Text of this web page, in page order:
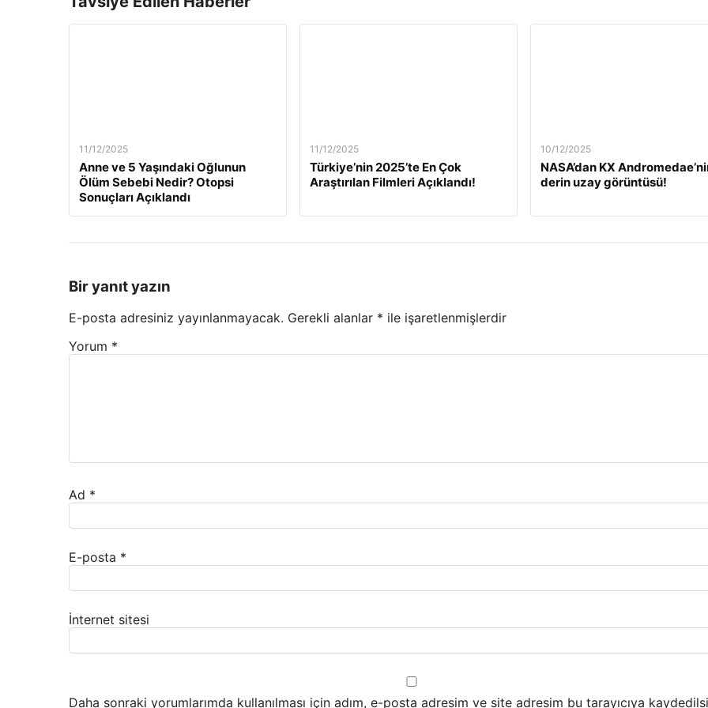
11/12/2025
Anne ve 5 Yaşındaki Oğlunun
Ölüm Sebebi Nedir? Otopsi
Sonuçları Açıklandı
11/12/2025
Türkiye’nin 2025’te En Çok
Araştırılan Filmleri Açıklandı!
10/12/2025
NASA’dan KX
derin uzay görüntüsü!
Bir yanıt yazın
E-posta adresiniz yayınlanmayacak. Gerekli alanlar * ile işaretlenmişlerdir
Yorum *
Ad *
E-posta *
İnternet sitesi
Daha sonraki yorumlarımda kullanılması için adım, e-posta adresim ve site adresim bu tarayıcıya